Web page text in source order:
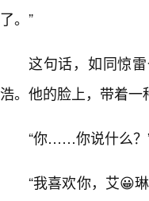
了。”
这句话，如同惊
浩。他的脸上，带着一
“你……你说什么？
“我喜欢你，艾😀